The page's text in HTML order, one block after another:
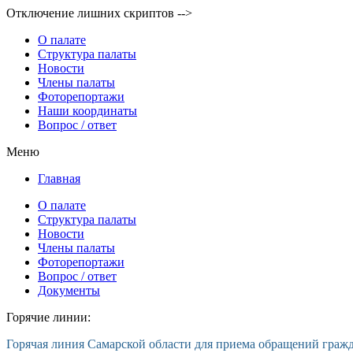
Отключение лишних скриптов -->
О палате
Структура палаты
Новости
Члены палаты
Фоторепортажи
Наши координаты
Вопрос / ответ
Меню
Главная
О палате
Структура палаты
Новости
Члены палаты
Фоторепортажи
Вопрос / ответ
Документы
Горячие линии:
Горячая линия Самарской области для приема обращений